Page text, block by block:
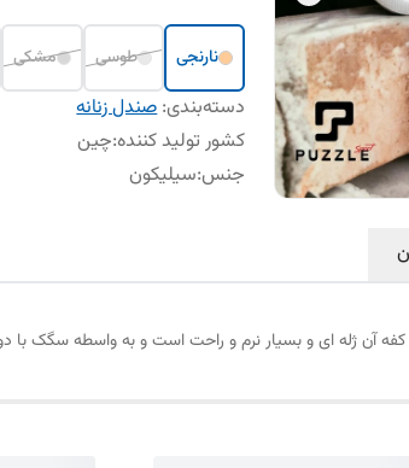
نارنجی طوسی مشکی
دسته‌بندی:صندل زنانه
کشور تولید کننده:چین
جنس:سیلیکون
آن ژله ای و بسیار نرم و راحت است و به واسطه سگک با